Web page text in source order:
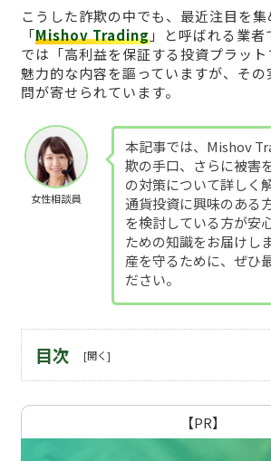
こうした詐欺の中でも、最近注目を
「Mishov Trading」と呼ばれる業者
では「高利益を保証する投資プラッ
魅力的な内容を謳っていますが、そ
問が寄せられています。
女性相談員
本記事では、Mishov
欺の手口、さらに被害
の対策について詳しく
通貨投資に興味のある
を検討している方が安
ための知識をお届けし
産を守るために、ぜひ
ださい。
目次
【PR】